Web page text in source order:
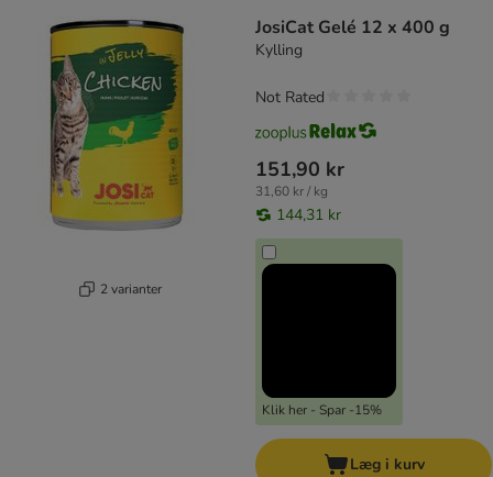
2 varianter
JosiCat Gelé 12 x 400 g
Kylling
151,90 kr
31,60 kr / kg
144,31 kr
Klik her - Spar -15%
Not Rated
Læg i kurv